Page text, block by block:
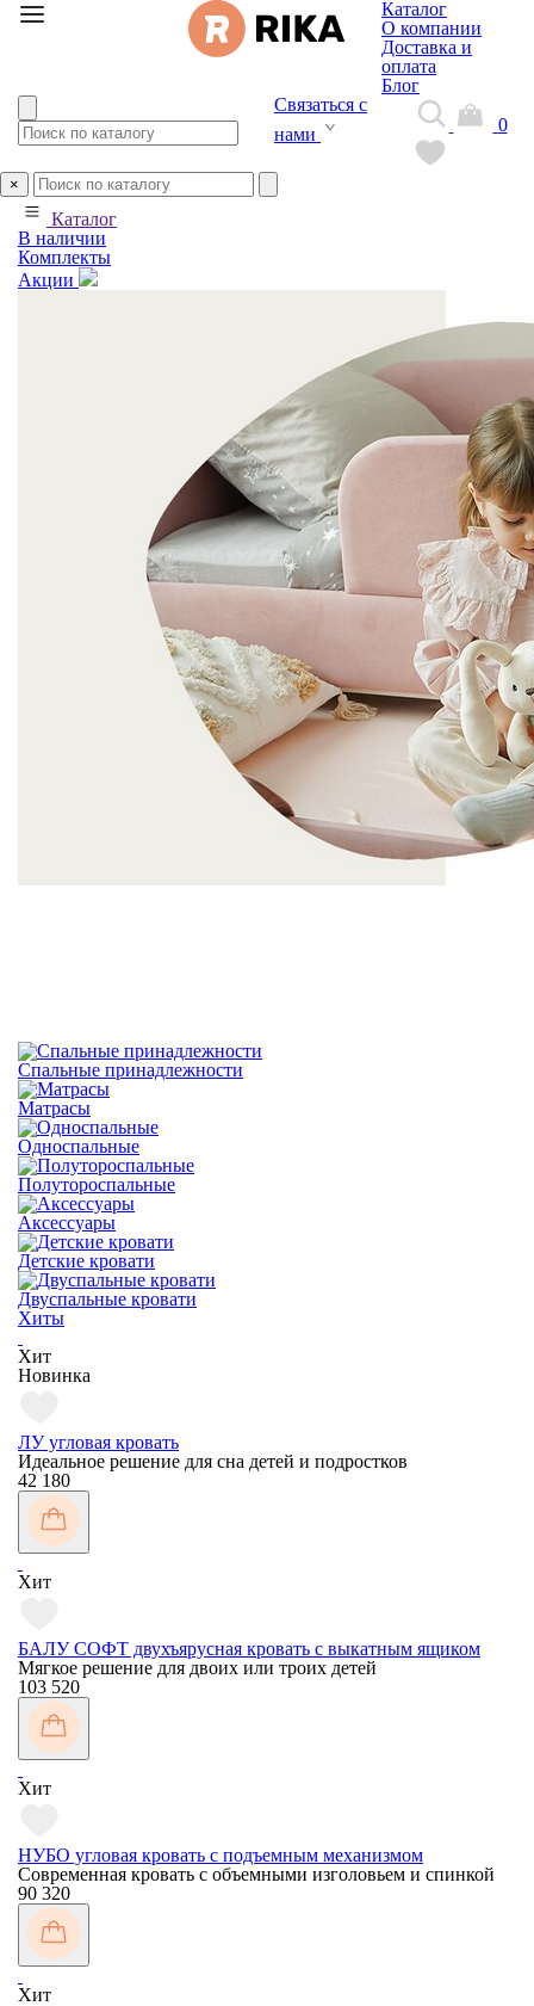
Каталог
О компании
Доставка и
оплата
Блог
Связаться с
нами
0
×
Каталог
В наличии
Комплекты
Акции
Спальные принадлежности
Матрасы
Односпальные
Полутороспальные
Аксессуары
Детские кровати
Двуспальные кровати
Хиты
Хит
Новинка
ЛУ угловая кровать
Идеальное решение для сна детей и подростков
42 180
Хит
БАЛУ СОФТ двухъярусная кровать с выкатным ящиком
Мягкое решение для двоих или троих детей
103 520
Хит
НУБО угловая кровать с подъемным механизмом
Современная кровать с объемными изголовьем и спинкой
90 320
Хит